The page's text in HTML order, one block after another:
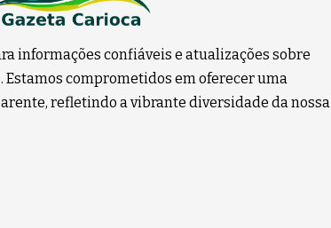
informações confiáveis e atualizações sobre
comprometidos em oferecer uma
refletindo a vibrante diversidade da nossa